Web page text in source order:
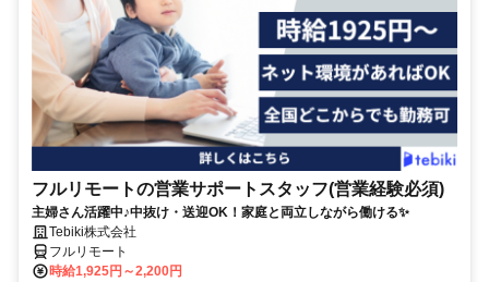
フルリモートの営業サポートスタッフ(営業経験必須)
主婦さん活躍中♪中抜け・送迎OK！家庭と両立しながら働ける✨
Tebiki株式会社
フルリモート
時給1,925円～2,200円